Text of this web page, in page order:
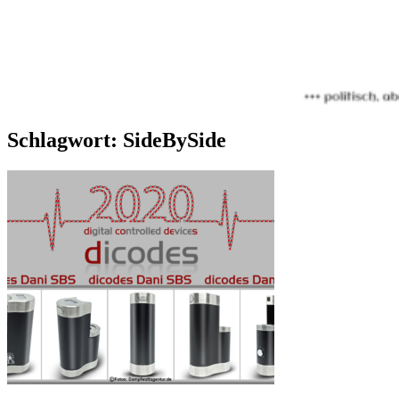
Schlagwort: SideBySide